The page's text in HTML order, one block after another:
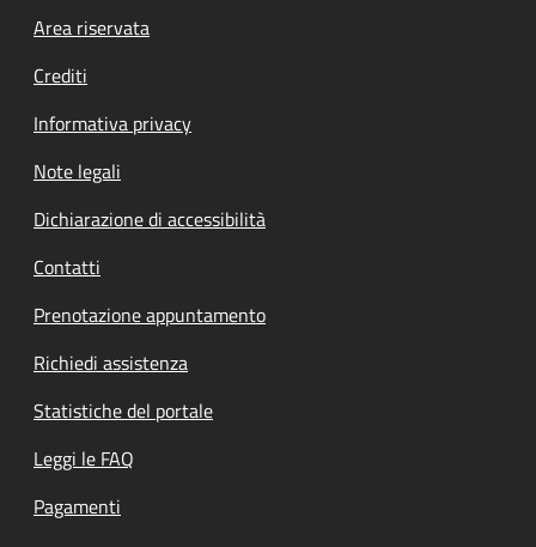
Footer menu
Area riservata
Crediti
Informativa privacy
Note legali
Dichiarazione di accessibilità
Contatti
Prenotazione appuntamento
Richiedi assistenza
Statistiche del portale
Leggi le FAQ
Pagamenti